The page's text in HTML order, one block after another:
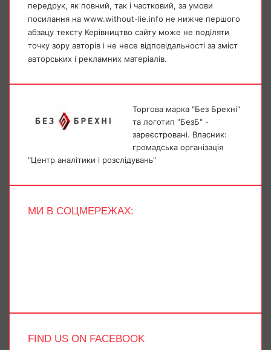
передрук, як повний, так і частковий, за умови
посилання на www.without-lie.info не нижче першого
абзацу тексту Керівництво сайту може не поділяти
точку зору авторів і не несе відповідальності за зміст
авторських і рекламних матеріалів.
Торгова марка "Без Брехні"
та логотип "БезБ" -
зареєстровані. Власник:
громадська організація
"Центр аналітики і розслідувань"
МИ В СОЦМЕРЕЖАХ:
FIND US ON FACEBOOK